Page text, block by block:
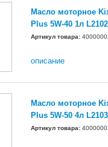
Масло моторное
Plus 5W-40 1л
Артикул товара:
описание
Масло моторное
Plus 5W-50 4л
Артикул товара: